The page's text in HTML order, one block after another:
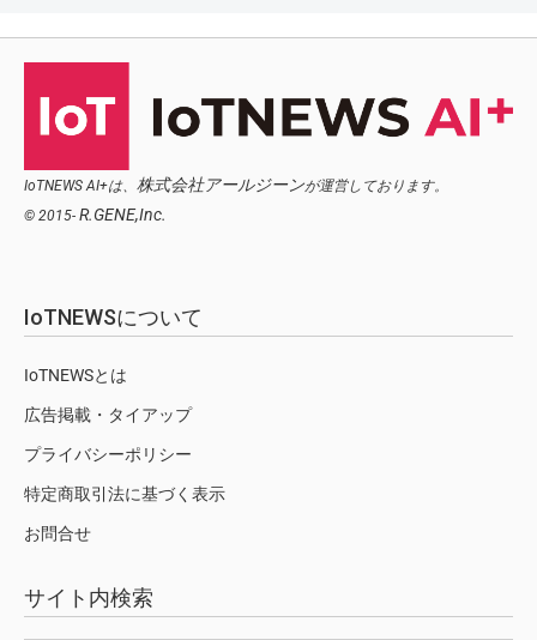
IoTNEWS AI+は、 株式会社アールジーンが運営しております。
© 2015- R.GENE,Inc.
IoTNEWSについて
IoTNEWSとは
広告掲載・タイアップ
プライバシーポリシー
特定商取引法に基づく表示
お問合せ
サイト内検索